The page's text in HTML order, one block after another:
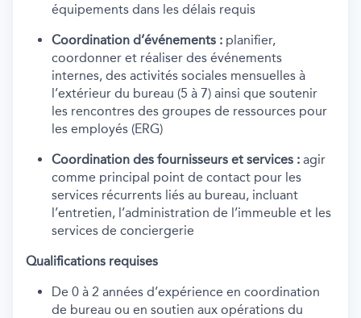
équipements dans les délais requis
Coordination d’événements : planifier,
coordonner et réaliser des événements
internes, des activités sociales mensuelles à
l’extérieur du bureau (5 à 7) ainsi que soutenir
les rencontres des groupes de ressources pour
les employés (ERG)
Coordination des fournisseurs et services : agir
comme principal point de contact pour les
services récurrents liés au bureau, incluant
l’entretien, l’administration de l’immeuble et les
services de conciergerie
Qualifications requises
De 0 à 2 années d’expérience en coordination
de bureau ou en soutien aux opérations du